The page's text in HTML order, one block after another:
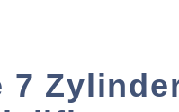
7